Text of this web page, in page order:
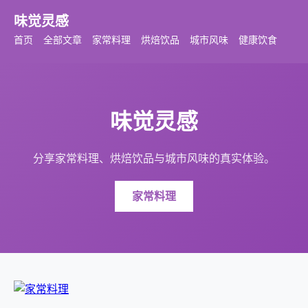
味觉灵感
首页 全部文章 家常料理 烘焙饮品 城市风味 健康饮食
味觉灵感
分享家常料理、烘焙饮品与城市风味的真实体验。
家常料理